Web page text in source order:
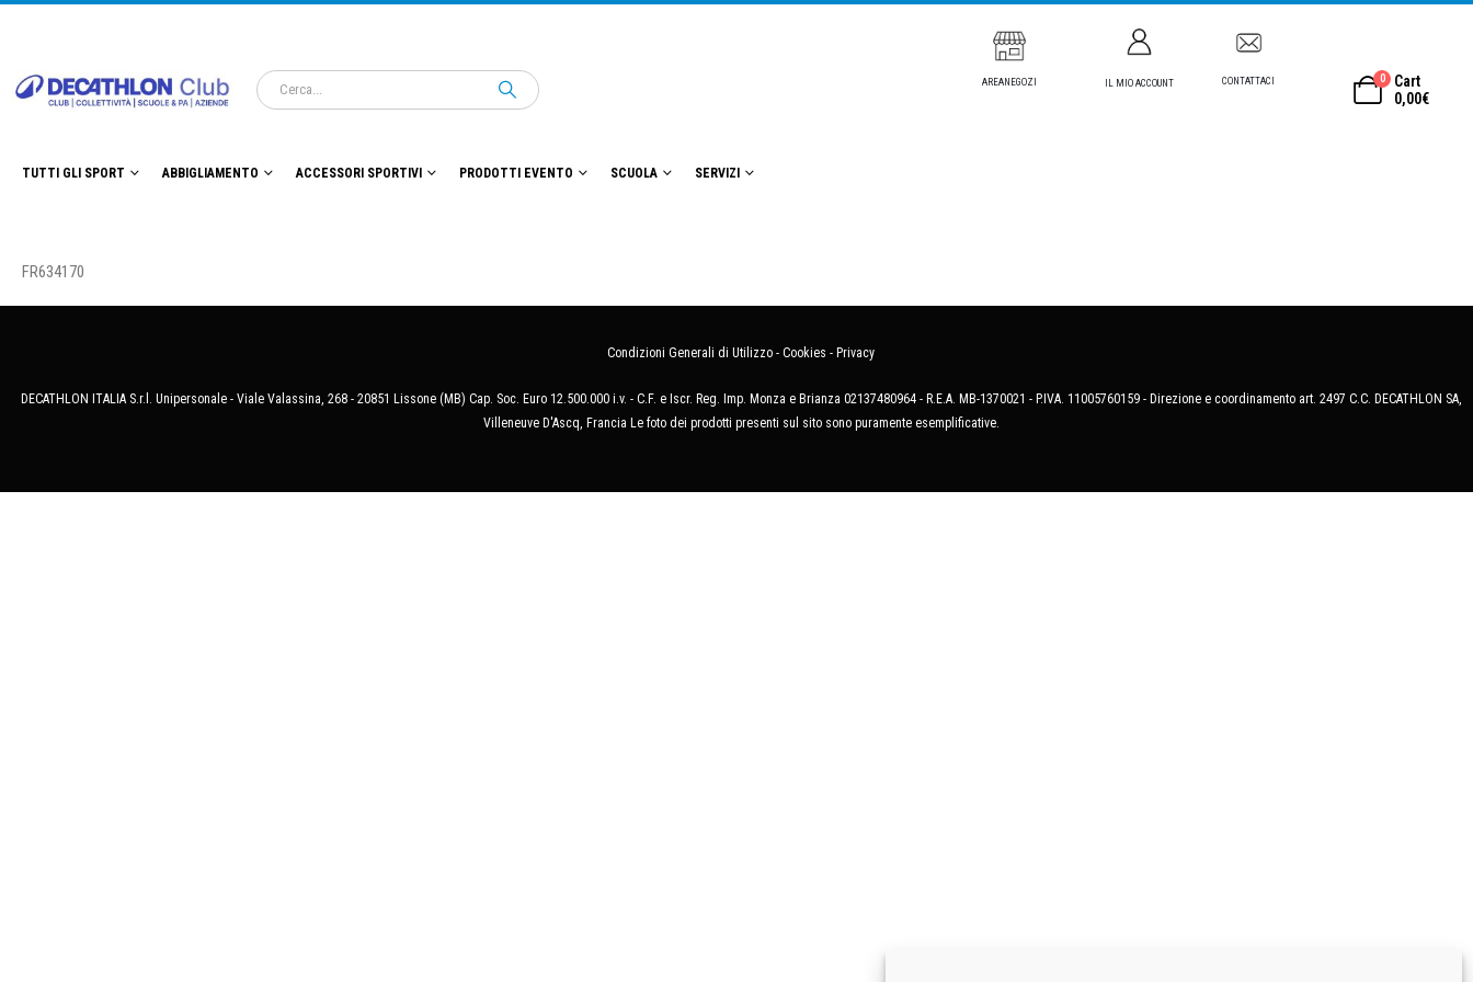
AREANEGOZI IL MIO ACCOUNT CONTATTACI 0
Cart
0,00€
TUTTI GLI SPORT ABBIGLIAMENTO ACCESSORI SPORTIVI PRODOTTI EVENTO SCUOLA SERVIZI
FR634170
Condizioni Generali di Utilizzo - Cookies - Privacy
DECATHLON ITALIA S.r.l. Unipersonale - Viale Valassina, 268 - 20851 Lissone (MB) Cap. Soc. Euro 12.500.000 i.v. - C.F. e Iscr. Reg. Imp. Monza e Brianza 02137480964 - R.E.A. MB-1370021 - P.IVA. 11005760159 - Direzione e coordinamento art. 2497 C.C. DECATHLON SA,
Villeneuve D'Ascq, Francia Le foto dei prodotti presenti sul sito sono puramente esemplificative.